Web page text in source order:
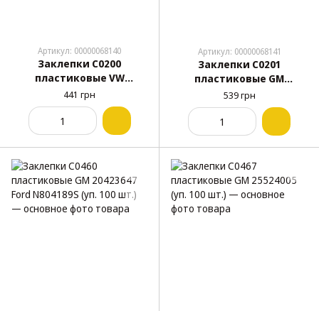
Артикул: 00000068140
Заклепки C0200
пластиковые VW
17585357701C GM 20432975
(уп. 100 шт.)
441 грн
Артикул: 00000068141
Заклепки C0201
пластиковые GM
14063981 Ford N803043S
Chrysler 6500911 (уп. 100
539 грн